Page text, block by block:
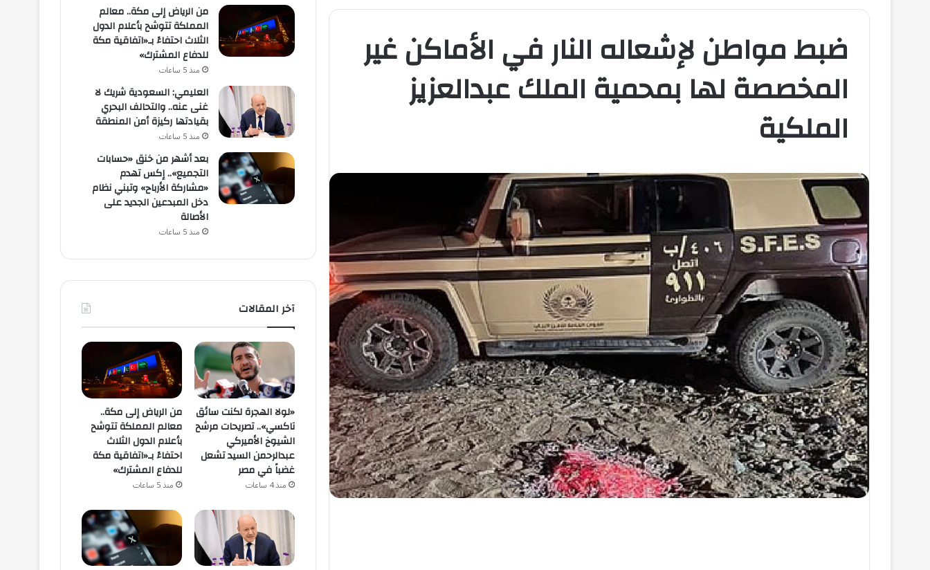
ضبط مواطن لإشعاله النار في الأماكن غير
المخصصة لها بمحمية الملك عبدالعزيز
الملكية
من الرياض إلى مكة.. معالم
المملكة تتوشح بأعلام الدول
الثلاث احتفاءً بـ«اتفاقية مكة
للدفاع المشترك»
منذ 5 ساعات
العليمي: السعودية شريك لا
غنى عنه.. والتحالف البحري
بقيادتها ركيزة أمن المنطقة
منذ 5 ساعات
بعد أشهر من خنق «حسابات
التجميع».. إكس تهدم
«مشاركة الأرباح» وتبني نظام
دخل المبدعين الجديد على
الأصالة
منذ 5 ساعات
آخر المقالات
«لولا الهجرة لكنت سائق
تاكسي».. تصريحات مرشح
الشيوخ الأميركي
عبدالرحمن السيد تشعل
غضباً في مصر
منذ 4 ساعات
من الرياض إلى مكة..
معالم المملكة تتوشح
بأعلام الدول الثلاث
احتفاءً بـ«اتفاقية مكة
للدفاع المشترك»
منذ 5 ساعات